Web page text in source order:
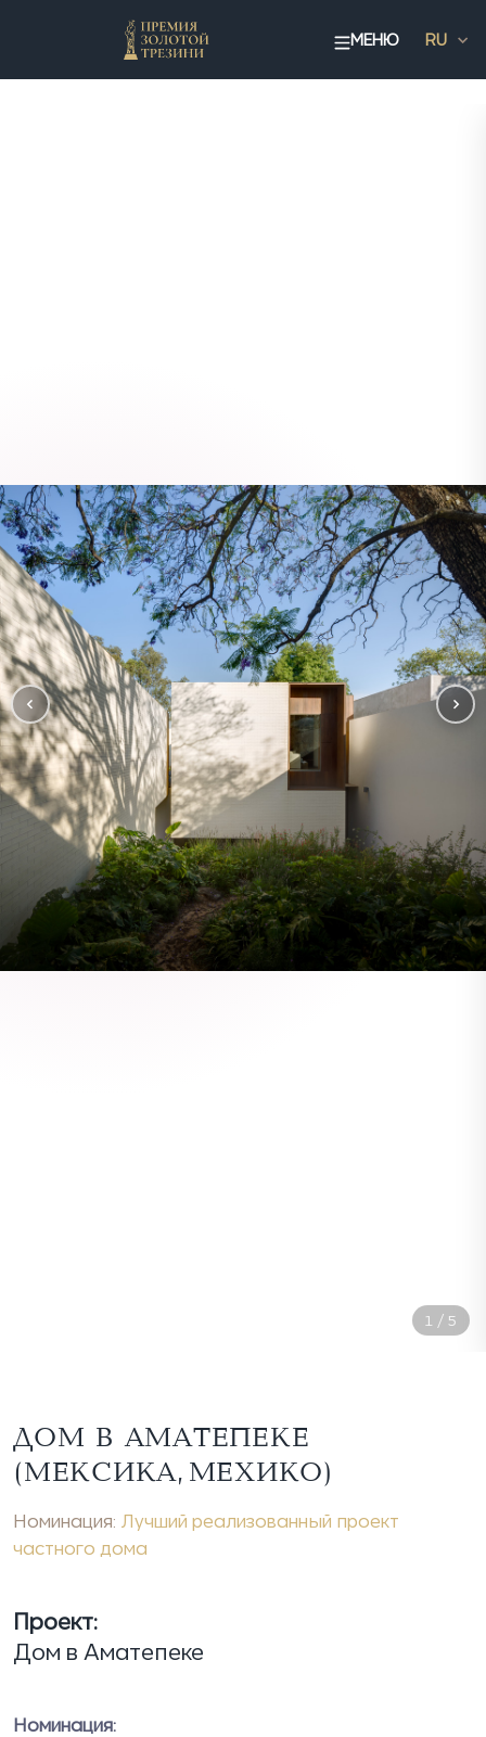
МЕНЮ RU
1 / 5
ДОМ В АМАТЕПЕКЕ
(МЕКСИКА, МЕХИКО)
Номинация: Лучший реализованный проект
частного дома
Проект:
Дом в Аматепеке
Номинация: